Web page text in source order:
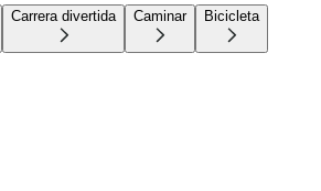
Carrera divertida Caminar Bicicleta